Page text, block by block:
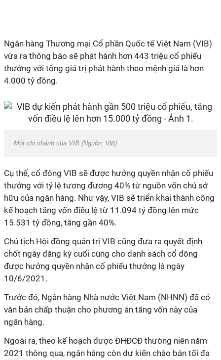
Ngân hàng Thương mại Cổ phần Quốc tế Việt Nam (VIB)
vừa ra thông báo sẽ phát hành hơn 443 triệu cổ phiếu
thưởng với tổng giá trị phát hành theo mệnh giá là hơn
4.000 tỷ đồng.
Một chi nhánh của VIB (Nguồn: VIB)
Cụ thể, cổ đông VIB sẽ được hưởng quyền nhận cổ phiếu
thưởng với tỷ lệ tương đương 40% từ nguồn vốn chủ sở
hữu của ngân hàng. Như vậy, VIB sẽ triển khai thành công
kế hoạch tăng vốn điều lệ từ 11.094 tỷ đồng lên mức
15.531 tỷ đồng, tăng gần 40%.
Chủ tịch Hội đồng quản trị VIB cũng đưa ra quyết định
chốt ngày đăng ký cuối cùng cho danh sách cổ đông
được hưởng quyền nhận cổ phiếu thưởng là ngày
10/6/2021.
Trước đó, Ngân hàng Nhà nước Việt Nam (NHNN) đã có
văn bản chấp thuận cho phương án tăng vốn này của
ngân hàng.
Ngoài ra, theo kế hoạch được ĐHĐCĐ thường niên năm
2021 thông qua, ngân hàng còn dự kiến chào bán tối đa